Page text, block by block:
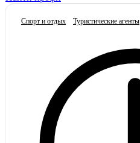
Спорт и отдых Туристические агенты